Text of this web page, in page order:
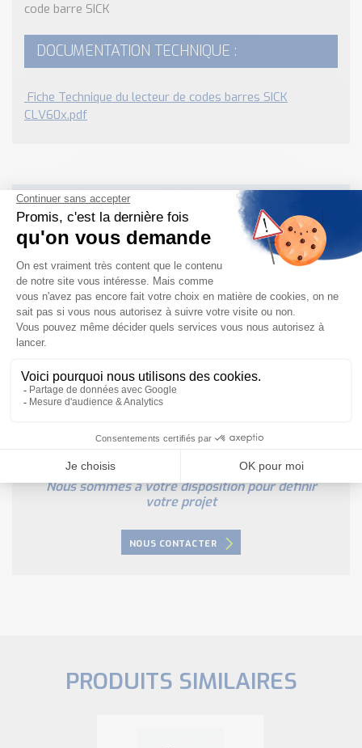
code barre SICK
DOCUMENTATION TECHNIQUE :
Fiche Technique du lecteur de codes barres SICK
CLV60x.pdf
Besoin d'informations complémentaires ?
NOUS CONTACTER
Besoin d'aide pour choisir votre
Nous sommes à votre disposition pour définir
votre projet
NOUS CONTACTER
PRODUITS SIMILAIRES